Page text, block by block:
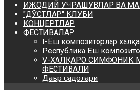
ИЖОДИЙ УЧРАШУВЛАР ВА
"ДЎСТЛАР" КЛУБИ
КОНЦЕРТЛАР
ФЕСТИВАЛАР
I-Ёш композиторлар
Республика Ёш
V-ХАЛҚАРО СИМФОНИК
ФЕСТИВАЛИ
Давр садолари